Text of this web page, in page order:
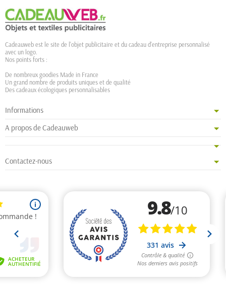
Cadeauweb est le site de l'objet publicitaire et du cadeau d'entreprise personnalisé
avec un logo.
Nos points forts :
De nombreux goodies Made in France
Un grand nombre de produits uniques et de qualité
Des cadeaux écologiques personnalisables
Informations
A propos de Cadeauweb
Contactez-nous